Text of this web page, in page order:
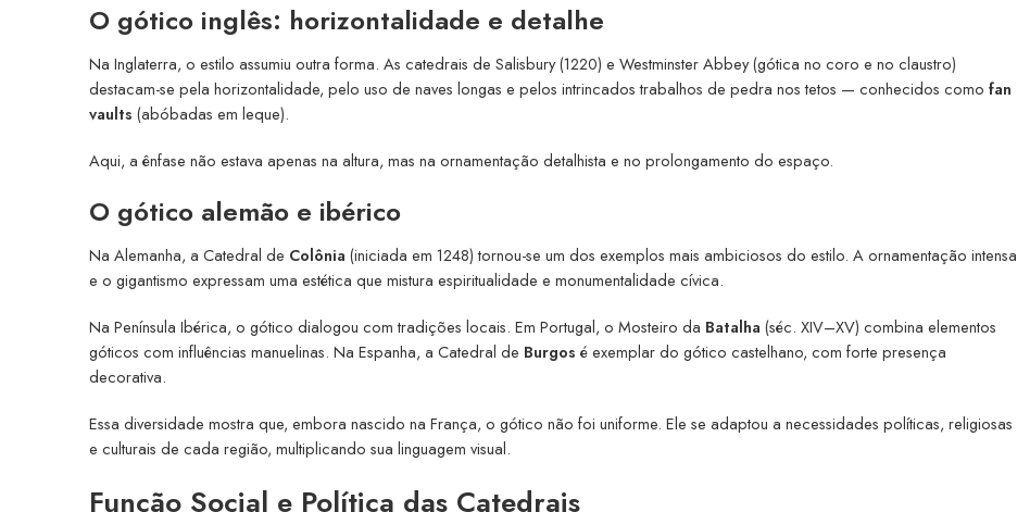
O gótico inglês: horizontalidade e detalhe
Na Inglaterra, o estilo assumiu outra forma. As catedrais de Salisbury (1220) e Westminster Abbey (gótica no coro e no claustro)
destacam-se pela horizontalidade, pelo uso de naves longas e pelos intrincados trabalhos de pedra nos tetos — conhecidos como fan
vaults (abóbadas em leque).
Aqui, a ênfase não estava apenas na altura, mas na ornamentação detalhista e no prolongamento do espaço.
O gótico alemão e ibérico
Na Alemanha, a Catedral de Colônia (iniciada em 1248) tornou-se um dos exemplos mais ambiciosos do estilo. A ornamentação intensa
e o gigantismo expressam uma estética que mistura espiritualidade e monumentalidade cívica.
Na Península Ibérica, o gótico dialogou com tradições locais. Em Portugal, o Mosteiro da Batalha (séc. XIV–XV) combina elementos
góticos com influências manuelinas. Na Espanha, a Catedral de Burgos é exemplar do gótico castelhano, com forte presença
decorativa.
Essa diversidade mostra que, embora nascido na França, o gótico não foi uniforme. Ele se adaptou a necessidades políticas, religiosas
e culturais de cada região, multiplicando sua linguagem visual.
Função Social e Política das Catedrais